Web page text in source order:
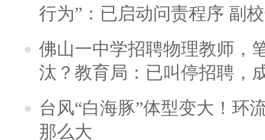
行为”：已启动问责程序 副
佛山一中学招聘物理教师，
汰？教育局：已叫停招聘，
台风“白海豚”体型变大！环
那么大